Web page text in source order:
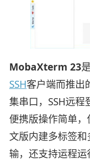
MobaXterm 23
SSH客户端而推出
集串口，SSH远程
便携版操作简单
文版内建多标签
输，还支持运程